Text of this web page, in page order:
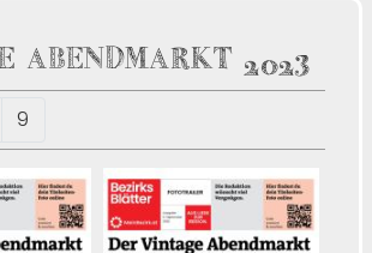
ABENDMARKT 2023
9